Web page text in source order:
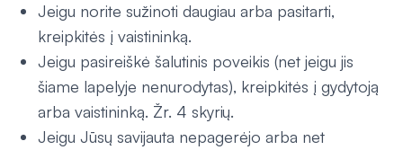
Jeigu norite sužinoti daugiau arba pasitarti,
kreipkitės į vaistininką.
Jeigu pasireiškė šalutinis poveikis (net jeigu jis
šiame lapelyje nenurodytas), kreipkitės į gydytoją
arba vaistininką. Žr. 4 skyrių.
Jeigu Jūsų savijauta nepagerėjo arba net